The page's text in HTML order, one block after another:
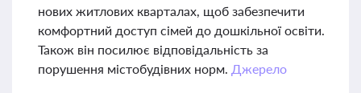
нових житлових кварталах, щоб забезпечити
комфортний доступ сімей до дошкільної освіти.
Також він посилює відповідальність за
порушення містобудівних норм. Джерело